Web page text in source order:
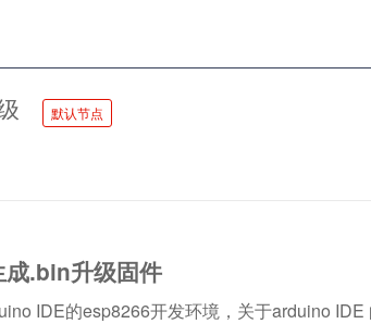
默认节点
.bin升级固件
IDE的esp8266开发环境，关于arduino